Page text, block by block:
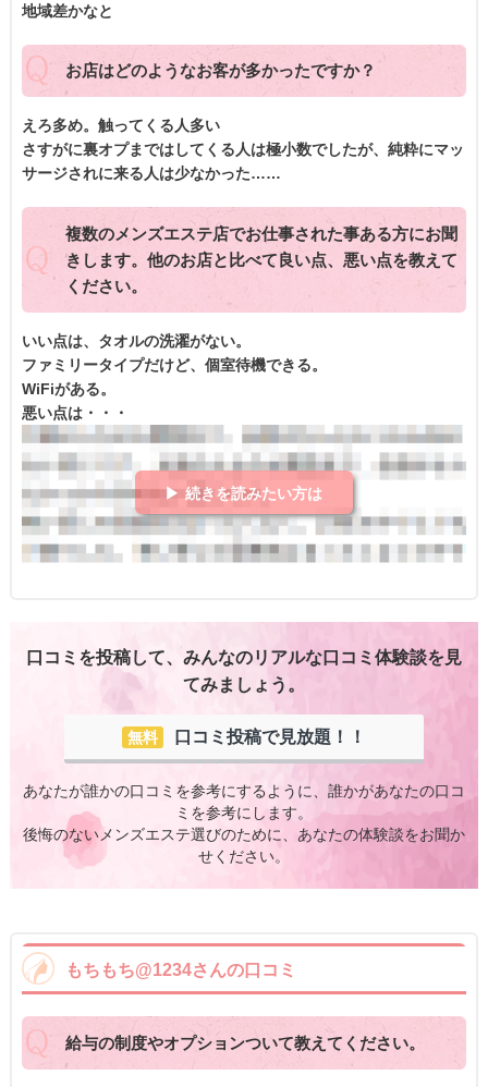
地域差かなと
お店はどのようなお客が多かったですか？
えろ多め。触ってくる人多い
さすがに裏オプまではしてくる人は極小数でしたが、純粋にマッ
サージされに来る人は少なかった……
複数のメンズエステ店でお仕事された事ある方にお聞
きします。他のお店と比べて良い点、悪い点を教えて
ください。
いい点は、タオルの洗濯がない。
ファミリータイプだけど、個室待機できる。
WiFiがある。
悪い点は・・・
▶ 続きを読みたい方は
口コミを投稿して、みんなのリアルな口コミ体験談を見
てみましょう。
無料 口コミ投稿で見放題！！
あなたが誰かの口コミを参考にするように、誰かがあなたの口コ
ミを参考にします。
後悔のないメンズエステ選びのために、あなたの体験談をお聞か
せください。
もちもち@1234さんの口コミ
給与の制度やオプションついて教えてください。